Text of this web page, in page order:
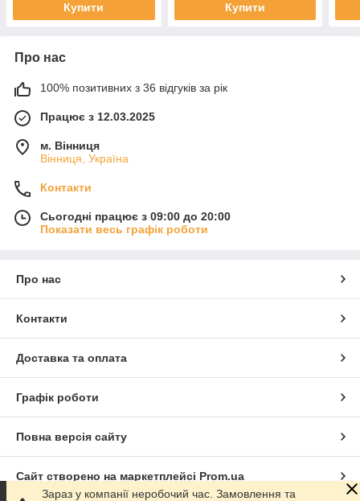
Купити Купити
Про нас
100% позитивних з 36 відгуків за рік
Працює з 12.03.2025
м. Вінниця
Вінниця, Україна
Контакти
Сьогодні працює з 09:00 до 20:00
Показати весь графік роботи
Про нас
Контакти
Доставка та оплата
Графік роботи
Повна версія сайту
Сайт створено на маркетплейсі Prom.ua
Зараз у компанії неробочий час. Замовлення та